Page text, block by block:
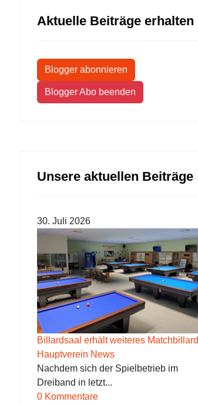
Aktuelle Beiträge erhalten
Blogger abonnieren
Blogger Abo beenden
Unsere aktuellen Beiträge
30. Juli 2026
Billardsaal erhält weiteres Matchbillard
Hauptverein News
Nachdem sich der Spielbetrieb im
Dreiband in letzt...
0 Kommentare